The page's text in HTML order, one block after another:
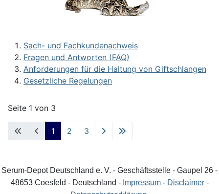
Sach- und Fachkundenachweis
Fragen und Antworten (FAQ)
Anforderungen für die Haltung von Giftschlangen
Gesetzliche Regelungen
Seite 1 von 3
1 2 3
Serum-Depot Deutschland e. V. - Geschäftsstelle - Gaupel 26 -
48653 Coesfeld - Deutschland - Impressum- Disclaimer-